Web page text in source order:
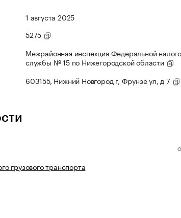
1 августа 2025
5275
Межрайонная инспекция Федеральной
службы № 15 по Нижегородской области
603155, Нижний Новгород г, Фрунзе ул, д 7
грузового транспорта